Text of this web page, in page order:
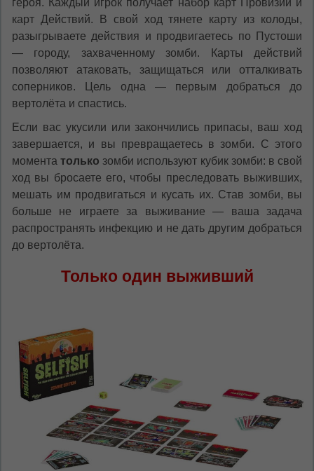
героя. Каждый игрок получает набор карт Провизии и
карт Действий. В свой ход тянете карту из колоды,
разыгрываете действия и продвигаетесь по Пустоши
— городу, захваченному зомби. Карты действий
позволяют атаковать, защищаться или отталкивать
соперников. Цель одна — первым добраться до
вертолёта и спастись.
Если вас укусили или закончились припасы, ваш ход
завершается, и вы превращаетесь в зомби. С этого
моментатолько зомби используют кубик зомби: в свой
ход вы бросаете его, чтобы преследовать выживших,
мешать им продвигаться и кусать их. Став зомби, вы
больше не играете за выживание — ваша задача
распространять инфекцию и не дать другим добраться
до вертолёта.
Только один выживший